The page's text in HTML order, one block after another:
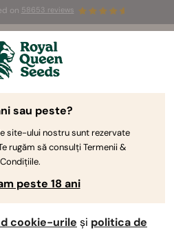
on 58653 reviews
Up to 50% off
⏤
sau peste?
site-ului nostru sunt rezervate
rugăm să consulți Termenii &
Condițiile.
peste 18 ani
cookie-urile și politica de